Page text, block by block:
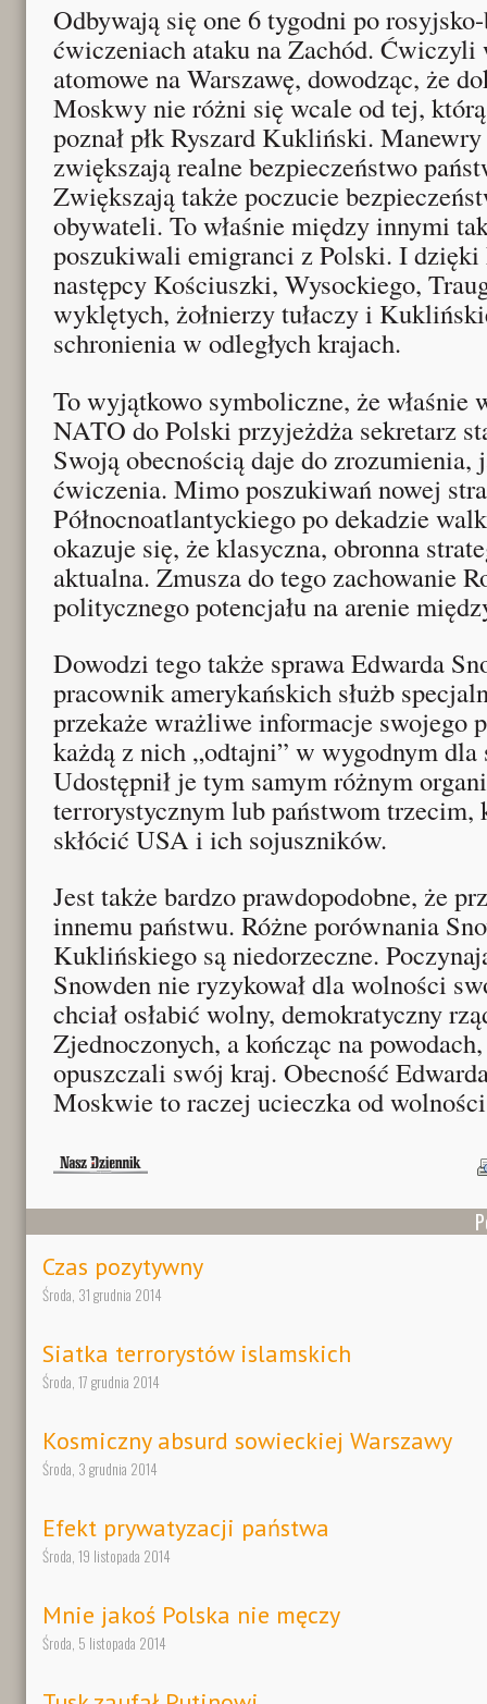
Odbywają się one 6 tygodni po
ćwiczeniach ataku na Zachód. Ćwiczyli
atomowe na Warszawę, dowodząc, że
Moskwy nie różni się wcale od tej,
poznał płk Ryszard Kukliński.
zwiększają realne bezpieczeństwo
Zwiększają także poczucie
obywateli. To właśnie między innymi
poszukiwali emigranci z Polski. I
następcy Kościuszki, Wysockiego,
wyklętych, żołnierzy tułaczy i
schronienia w odległych krajach.
To wyjątkowo symboliczne, że właśnie
NATO do Polski przyjeżdża sekretarz
Swoją obecnością daje do zrozumienia,
ćwiczenia. Mimo poszukiwań nowej
Północnoatlantyckiego po dekadzie
okazuje się, że klasyczna, obronna
aktualna. Zmusza do tego zachowanie
politycznego potencjału na arenie
Dowodzi tego także sprawa Edwarda
pracownik amerykańskich służb
przekaże wrażliwe informacje swojego
każdą z nich „odtajni” w wygodnym
Udostępnił je tym samym różnym
terrorystycznym lub państwom trzecim,
skłócić USA i ich sojuszników.
Jest także bardzo prawdopodobne, że
innemu państwu. Różne porównania
Kuklińskiego są niedorzeczne.
Snowden nie ryzykował dla wolności
chciał osłabić wolny, demokratyczny
Zjednoczonych, a kończąc na
opuszczali swój kraj. Obecność
Moskwie to raczej ucieczka od
Czas pozytywny
Środa, 31 grudnia 2014
Siatka terrorystów islamskich
Środa, 17 grudnia 2014
Kosmiczny absurd sowieckiej Warszawy
Środa, 3 grudnia 2014
Efekt prywatyzacji państwa
Środa, 19 listopada 2014
Mnie jakoś Polska nie męczy
Środa, 5 listopada 2014